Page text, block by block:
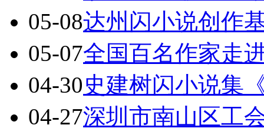
05-08达州闪小说创作
05-07全国百名作家走
04-30史建树闪小说集
04-27深圳市南山区工